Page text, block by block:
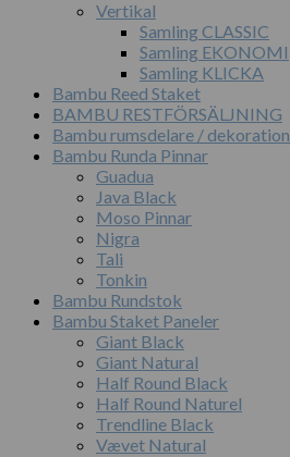
Vertikal
Samling CLASSIC
Samling EKONOMI
Samling KLICKA
Bambu Reed Staket
BAMBU RESTFÖRSÄLJNING
Bambu rumsdelare / dekoration
Bambu Runda Pinnar
Guadua
Java Black
Moso Pinnar
Nigra
Tali
Tonkin
Bambu Rundstok
Bambu Staket Paneler
Giant Black
Giant Natural
Half Round Black
Half Round Naturel
Trendline Black
Vævet Natural